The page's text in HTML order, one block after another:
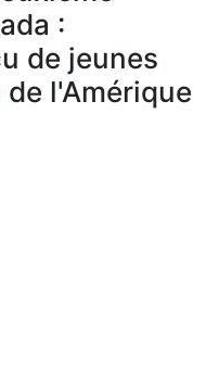
:
de jeunes
l'Amérique